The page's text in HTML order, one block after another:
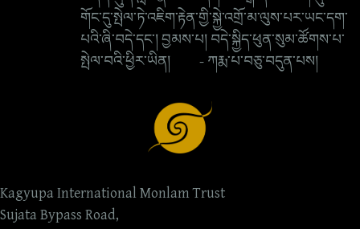
གོང་དུ་སྤེལ་ཏེ་འཇིག་རྟེན་གྱི་སྐྱེ་འགྲོ་མ་ལུས་པར་ཡང་དག་
པའི་ཞི་བདེ་དང་། བྱམས་པ། བདེ་སྐྱིད་ཕུན་སུམ་ཚོགས་པ་
སྤེལ་བའི་ཕྱིར་ཡིན། - ཀརྨ་པ་བཅུ་བདུན་པས།
Kagyupa International Monlam Trust
Sujata Bypass Road,